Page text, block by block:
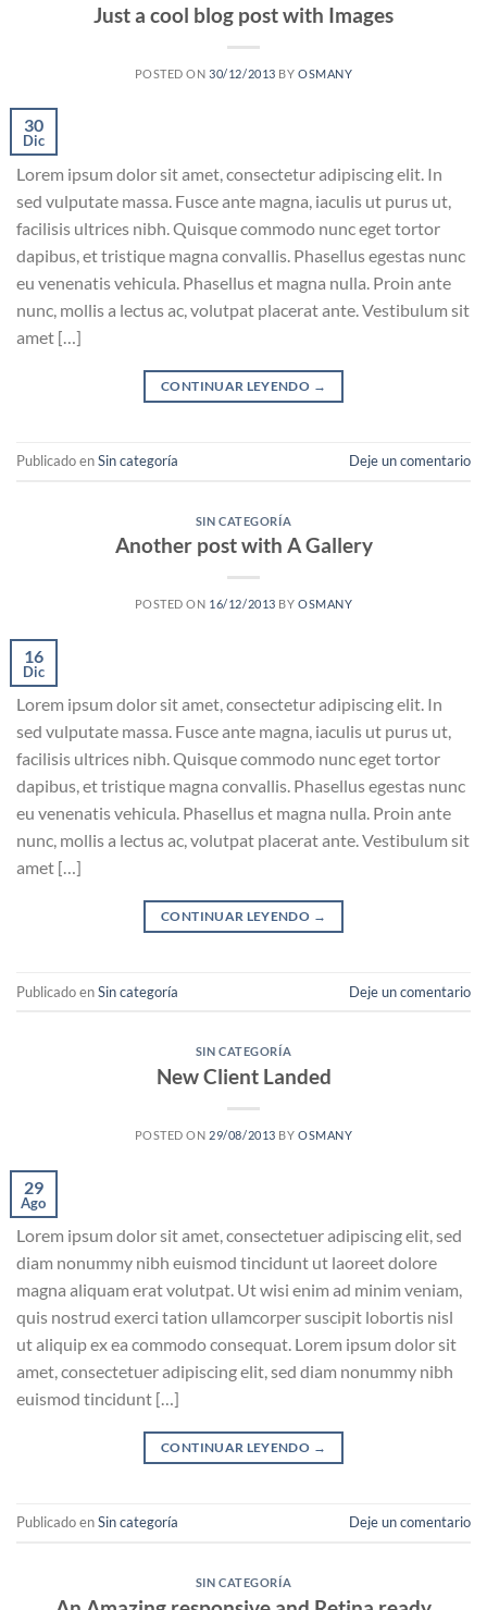
Just a cool blog post with Images
POSTED ON 30/12/2013 BYOSMANY
30
Dic
Lorem ipsum dolor sit amet, consectetur adipiscing elit. In
sed vulputate massa. Fusce ante magna, iaculis ut purus ut,
facilisis ultrices nibh. Quisque commodo nunc eget tortor
dapibus, et tristique magna convallis. Phasellus egestas nunc
eu venenatis vehicula. Phasellus et magna nulla. Proin ante
nunc, mollis a lectus ac, volutpat placerat ante. Vestibulum sit
amet […]
CONTINUAR LEYENDO →
Publicado enSin categoría Deje un comentario
SIN CATEGORÍA
Another post with A Gallery
POSTED ON 16/12/2013 BYOSMANY
16
Dic
Lorem ipsum dolor sit amet, consectetur adipiscing elit. In
sed vulputate massa. Fusce ante magna, iaculis ut purus ut,
facilisis ultrices nibh. Quisque commodo nunc eget tortor
dapibus, et tristique magna convallis. Phasellus egestas nunc
eu venenatis vehicula. Phasellus et magna nulla. Proin ante
nunc, mollis a lectus ac, volutpat placerat ante. Vestibulum sit
amet […]
CONTINUAR LEYENDO →
Publicado enSin categoría Deje un comentario
SIN CATEGORÍA
New Client Landed
POSTED ON 29/08/2013 BYOSMANY
29
Ago
Lorem ipsum dolor sit amet, consectetuer adipiscing elit, sed
diam nonummy nibh euismod tincidunt ut laoreet dolore
magna aliquam erat volutpat. Ut wisi enim ad minim veniam,
quis nostrud exerci tation ullamcorper suscipit lobortis nisl
ut aliquip ex ea commodo consequat. Lorem ipsum dolor sit
amet, consectetuer adipiscing elit, sed diam nonummy nibh
euismod tincidunt […]
CONTINUAR LEYENDO →
Publicado enSin categoría Deje un comentario
SIN CATEGORÍA